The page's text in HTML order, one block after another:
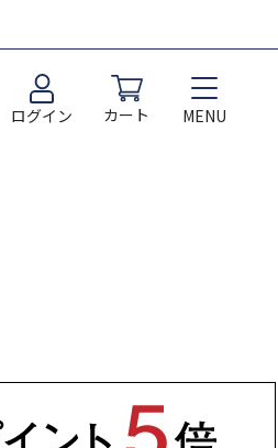
ログイン カート MENU